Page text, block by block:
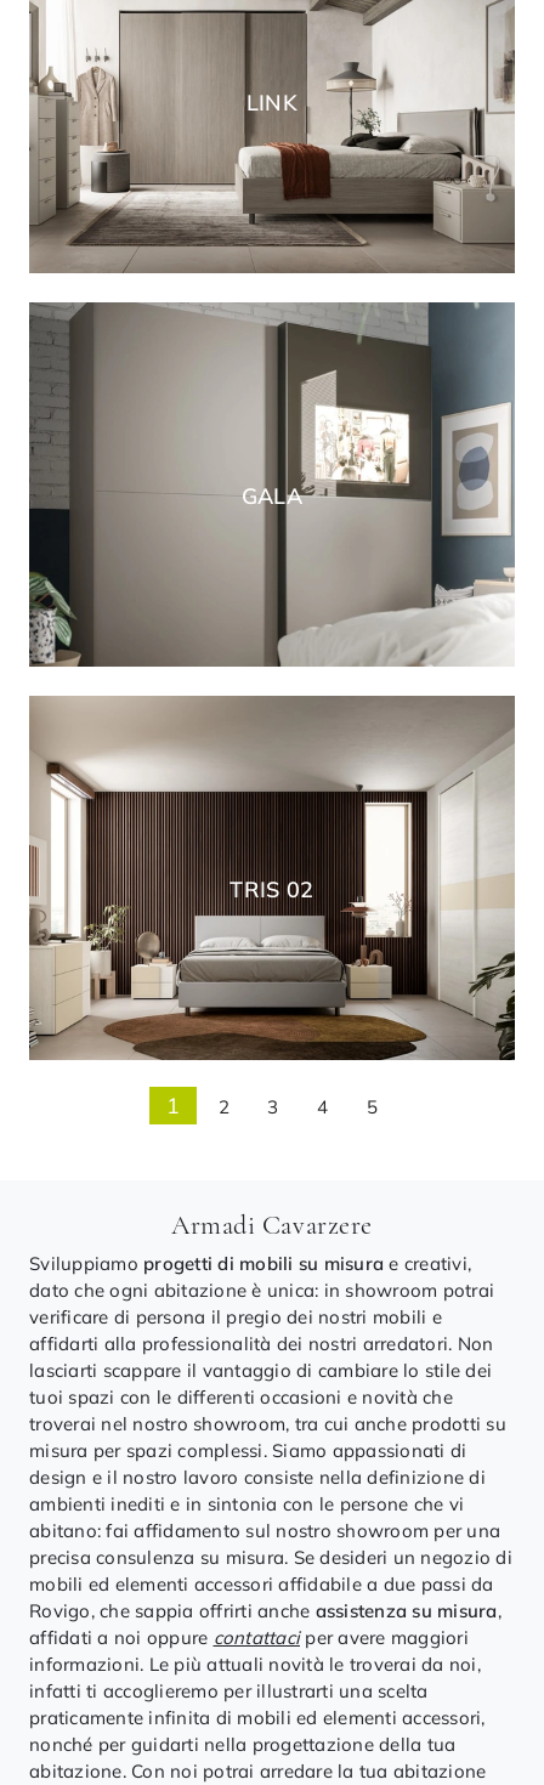
LINK
GALA
TRIS 02
1 2 3 4 5
Armadi Cavarzere
Sviluppiamo progetti di mobili su misura e creativi,
dato che ogni abitazione è unica: in showroom potrai
verificare di persona il pregio dei nostri mobili e
affidarti alla professionalità dei nostri arredatori. Non
lasciarti scappare il vantaggio di cambiare lo stile dei
tuoi spazi con le differenti occasioni e novità che
troverai nel nostro showroom, tra cui anche prodotti su
misura per spazi complessi. Siamo appassionati di
design e il nostro lavoro consiste nella definizione di
ambienti inediti e in sintonia con le persone che vi
abitano: fai affidamento sul nostro showroom per una
precisa consulenza su misura. Se desideri un negozio di
mobili ed elementi accessori affidabile a due passi da
Rovigo, che sappia offrirti anche assistenza su misura,
affidati a noi oppure contattaciper avere maggiori
informazioni. Le più attuali novità le troverai da noi,
infatti ti accoglieremo per illustrarti una scelta
praticamente infinita di mobili ed elementi accessori,
nonché per guidarti nella progettazione della tua
abitazione. Con noi potrai arredare la tua abitazione